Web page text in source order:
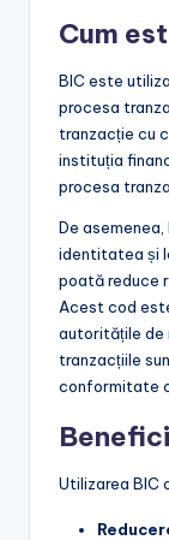
Cum
BIC este
procesa
tranzacție cu
instituția
procesa
De
identitatea și
poată reduce
Acest cod
autoritățile de
tranzacțiile
conformitate
Utilizarea BIC